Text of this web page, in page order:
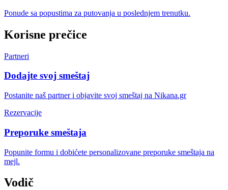
Ponude sa popustima za putovanja u poslednjem trenutku.
Korisne prečice
Partneri
Dodajte svoj smeštaj
Postanite naš partner i objavite svoj smeštaj na Nikana.gr
Rezervacije
Preporuke smeštaja
Popunite formu i dobićete personalizovane preporuke smeštaja na
mejl.
Vodič